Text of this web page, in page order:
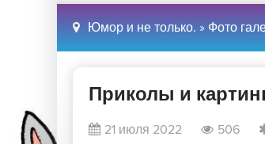
Юмор и не только. » Фото
Приколы и
21 июля 2022 506